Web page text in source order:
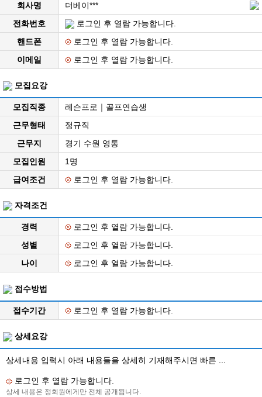
회사명
더베이***
전화번호
로그인 후 열람 가능합니다.
핸드폰
로그인 후 열람 가능합니다.
이메일
로그인 후 열람 가능합니다.
모집요강
모집직종
레슨프로｜골프연습생
근무형태
정규직
근무지
경기 수원 영통
모집인원
1명
급여조건
로그인 후 열람 가능합니다.
자격조건
경력
로그인 후 열람 가능합니다.
성별
로그인 후 열람 가능합니다.
나이
로그인 후 열람 가능합니다.
접수방법
접수기간 로그인 후 열람 가능합니다.
상세요강
상세내용 입력시 아래 내용들을 상세히 기재해주시면 빠른 ...
로그인 후 열람 가능합니다.
상세 내용은 정회원에게만 전체 공개됩니다.